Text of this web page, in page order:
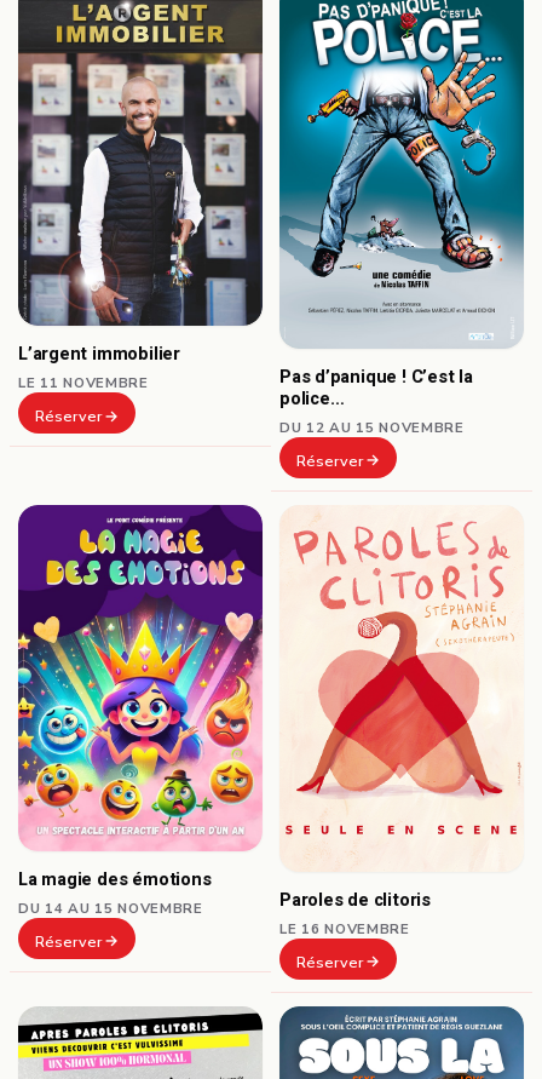
L’argent immobilier
LE 11 NOVEMBRE
Réserver
Pas d’panique ! C’est la
police…
DU 12 AU 15 NOVEMBRE
Réserver
La magie des émotions
DU 14 AU 15 NOVEMBRE
Réserver
Paroles de clitoris
LE 16 NOVEMBRE
Réserver